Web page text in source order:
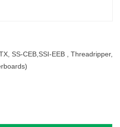
SS-CEB,SSI-EEB , Threadripper,